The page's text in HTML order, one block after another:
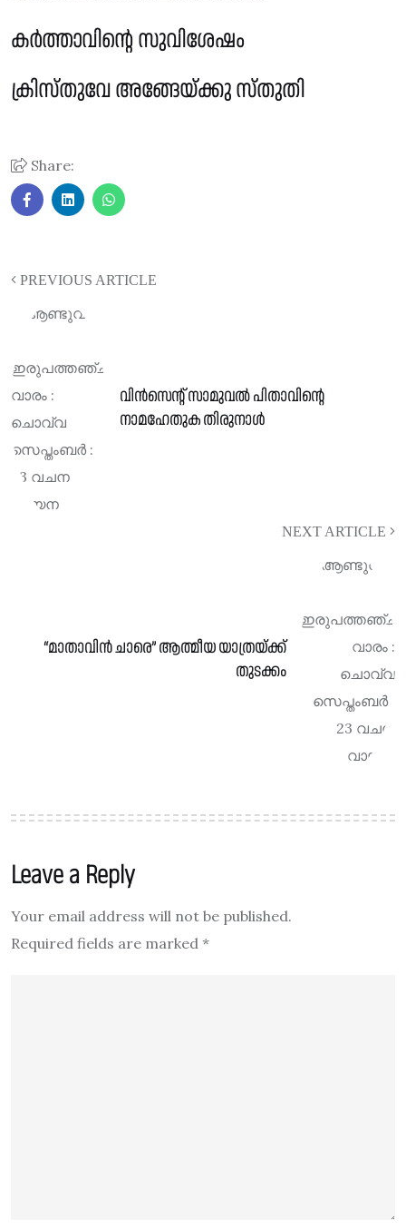
കർത്താവിൻ്റെ സുവിശേഷം
ക്രിസ്തുവേ അങ്ങേയ്ക്കു സ്തുതി
Share:
PREVIOUS ARTICLE
വിൻസെന്റ് സാമുവൽ പിതാവിന്റെ
നാമഹേതുക തിരുനാൾ
NEXT ARTICLE
“മാതാവിൻ ചാരെ” ആത്മീയ യാത്രയ്ക്ക്
തുടക്കം
Leave a Reply
Your email address will not be published.
Required fields are marked *